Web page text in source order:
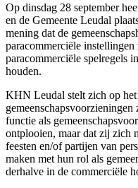
Op dinsdag 28 september
en de Gemeente Leudal
mening dat de
paracommerciële
paracommerciële spelregels
houden.
KHN Leudal stelt zich op het
functie als
ontplooien, maar dat zij zich
feesten en/of partijen van
maken met hun rol als
derhalve in de commerciële